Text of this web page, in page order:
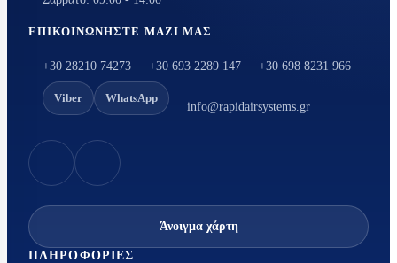
ΕΠΙΚΟΙΝΩΝΉΣΤΕ ΜΑΖΊ ΜΑΣ
+30 28210 74273 +30 693 2289 147 +30 698 8231 966
Viber WhatsApp
info@rapidairsystems.gr
Άνοιγμα χάρτη
ΠΛΗΡΟΦΟΡΊΕΣ